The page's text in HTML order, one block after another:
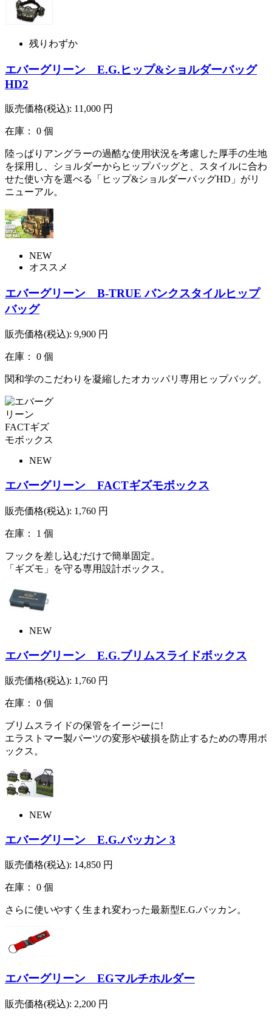
残りわずか
エバーグリーン E.G.ヒップ&ショルダーバッグ
HD2
販売価格(税込): 11,000 円
在庫： 0 個
陸っぱりアングラーの過酷な使用状況を考慮した厚手の生地
を採用し、ショルダーからヒップバッグと、スタイルに合わ
せた使い方を選べる「ヒップ&ショルダーバッグHD」がリ
ニューアル。
NEW
オススメ
エバーグリーン B-TRUE バンクスタイルヒップ
バッグ
販売価格(税込): 9,900 円
在庫： 0 個
関和学のこだわりを凝縮したオカッパリ専用ヒップバッグ。
NEW
エバーグリーン FACTギズモボックス
販売価格(税込): 1,760 円
在庫： 1 個
フックを差し込むだけで簡単固定。
「ギズモ」を守る専用設計ボックス。
NEW
エバーグリーン E.G.ブリムスライドボックス
販売価格(税込): 1,760 円
在庫： 0 個
ブリムスライドの保管をイージーに!
エラストマー製パーツの変形や破損を防止するための専用ボ
ックス。
NEW
エバーグリーン E.G.バッカン 3
販売価格(税込): 14,850 円
在庫： 0 個
さらに使いやすく生まれ変わった最新型E.G.バッカン。
エバーグリーン EGマルチホルダー
販売価格(税込): 2,200 円